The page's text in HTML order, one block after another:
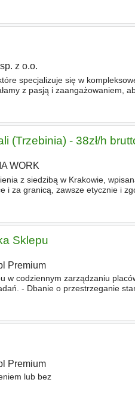
z o.o.
specjalizuje się w
z pasją i zaangażowaniem,
(Trzebinia) - 38zł/h
WORK
z siedzibą w Krakowie,
i za granicą, zawsze etycznie i
Sklepu
Premium
w codziennym zarządzaniu
- Dbanie o przestrzeganie
Premium
lub bez